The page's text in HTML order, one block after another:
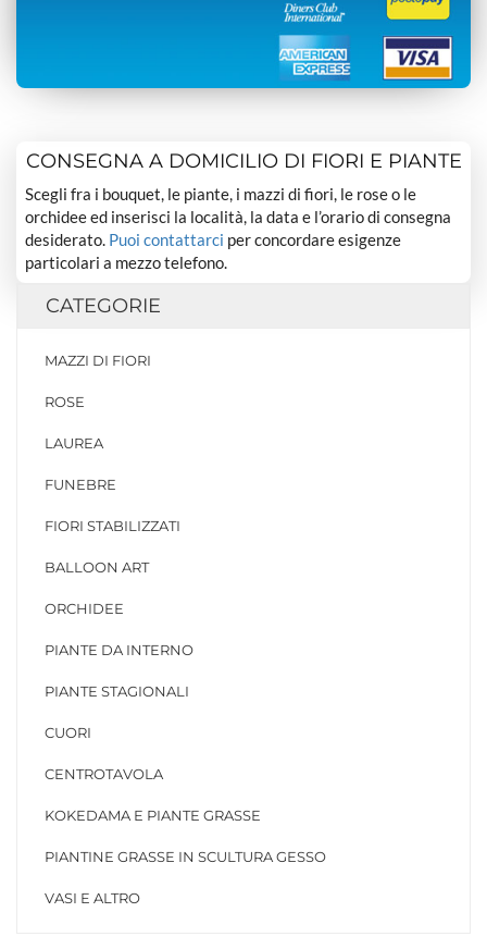
CONSEGNA A DOMICILIO DI FIORI E PIANTE
Scegli fra i bouquet, le piante, i mazzi di fiori, le rose o le
orchidee ed inserisci la località, la data e l’orario di consegna
desiderato. Puoi contattarci per concordare esigenze
particolari a mezzo telefono.
CATEGORIE
MAZZI DI FIORI
ROSE
LAUREA
FUNEBRE
FIORI STABILIZZATI
BALLOON ART
ORCHIDEE
PIANTE DA INTERNO
PIANTE STAGIONALI
CUORI
CENTROTAVOLA
KOKEDAMA E PIANTE GRASSE
PIANTINE GRASSE IN SCULTURA GESSO
VASI E ALTRO